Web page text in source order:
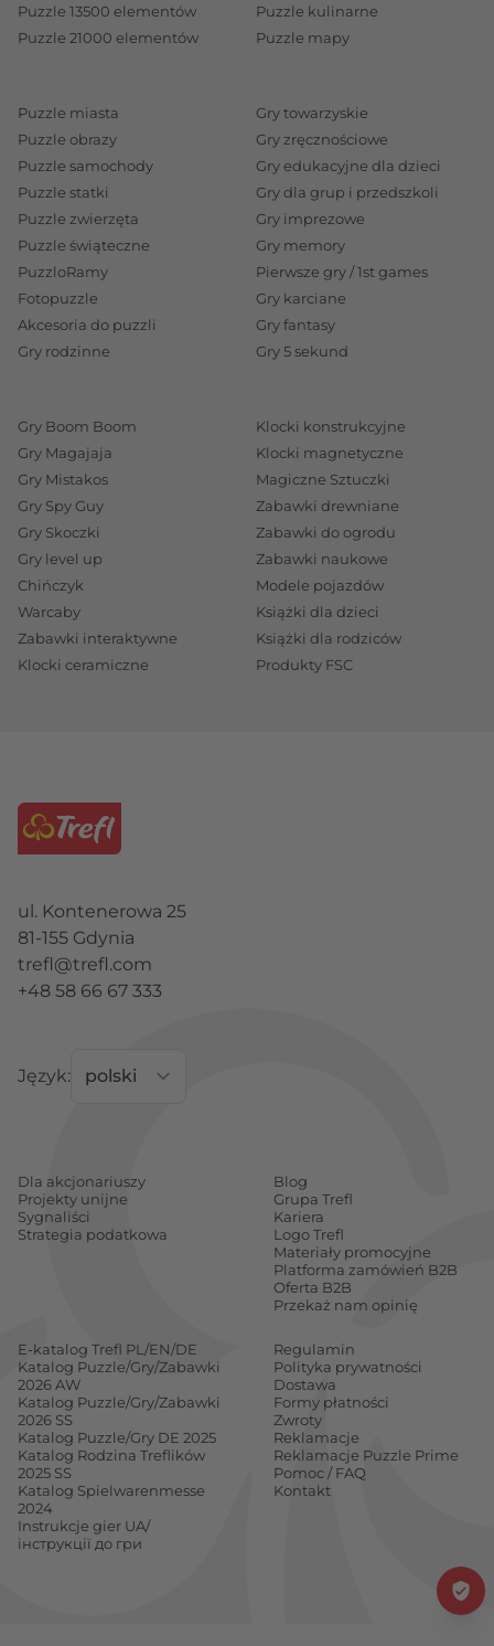
Puzzle 13500 elementów
Puzzle 21000 elementów
Puzzle kulinarne
Puzzle mapy
Puzzle miasta
Puzzle obrazy
Puzzle samochody
Puzzle statki
Puzzle zwierzęta
Puzzle świąteczne
PuzzloRamy
Fotopuzzle
Akcesoria do puzzli
Gry rodzinne
Gry towarzyskie
Gry zręcznościowe
Gry edukacyjne dla dzieci
Gry dla grup i przedszkoli
Gry imprezowe
Gry memory
Pierwsze gry / 1st games
Gry karciane
Gry fantasy
Gry 5 sekund
Gry Boom Boom
Gry Magajaja
Gry Mistakos
Gry Spy Guy
Gry Skoczki
Gry level up
Chińczyk
Warcaby
Zabawki interaktywne
Klocki ceramiczne
Klocki konstrukcyjne
Klocki magnetyczne
Magiczne Sztuczki
Zabawki drewniane
Zabawki do ogrodu
Zabawki naukowe
Modele pojazdów
Książki dla dzieci
Książki dla rodziców
Produkty FSC
ul. Kontenerowa 25
81-155 Gdynia
trefl@trefl.com
+48 58 66 67 333
Język:
Dla akcjonariuszy
Projekty unijne
Sygnaliści
Strategia podatkowa
Blog
Grupa Trefl
Kariera
Logo Trefl
Materiały promocyjne
Platforma zamówień B2B
Oferta B2B
Przekaż nam opinię
E-katalog Trefl PL/EN/DE
Katalog Puzzle/Gry/Zabawki
2026 AW
Katalog Puzzle/Gry/Zabawki
2026 SS
Katalog Puzzle/Gry DE 2025
Katalog Rodzina Treflików
2025 SS
Katalog Spielwarenmesse
2024
Instrukcje gier UA/
інструкції до гри
Regulamin
Polityka prywatności
Dostawa
Formy płatności
Zwroty
Reklamacje
Reklamacje Puzzle Prime
Pomoc / FAQ
Kontakt